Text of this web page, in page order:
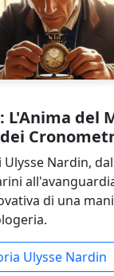
L'Anima del
Nardin,
di una
Ulysse Nardin